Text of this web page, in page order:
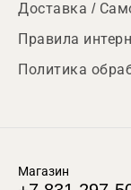
Доставка /
Правила
Политика
Магазин